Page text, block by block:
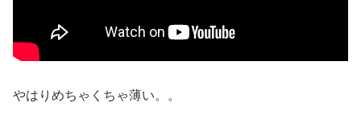
やはりめちゃくちゃ薄い。。